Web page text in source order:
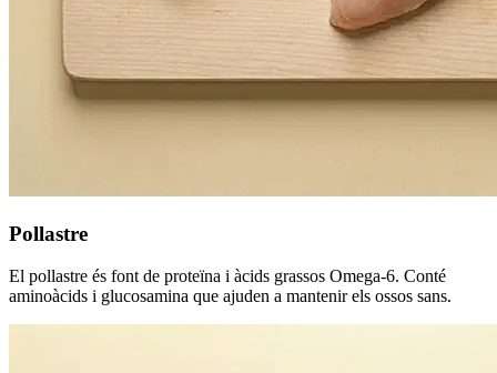
Pollastre
El pollastre és font de proteïna i àcids grassos Omega-6. Conté
aminoàcids i glucosamina que ajuden a mantenir els ossos sans.